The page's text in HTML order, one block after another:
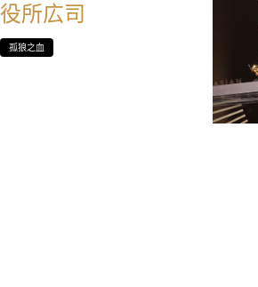
役所広司
孤狼之血